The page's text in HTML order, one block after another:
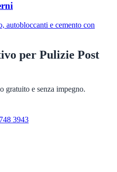
autobloccanti e cemento con
per Pulizie Post
gratuito e senza impegno.
3943